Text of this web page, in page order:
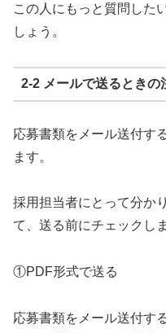
この人にもっと質問した
しょう。
2-2 メールで送るときの
応募書類をメール送付す
ます。
採用担当者にとって分か
て、送る前にチェックし
①PDF形式で送る
応募書類をメール送付す